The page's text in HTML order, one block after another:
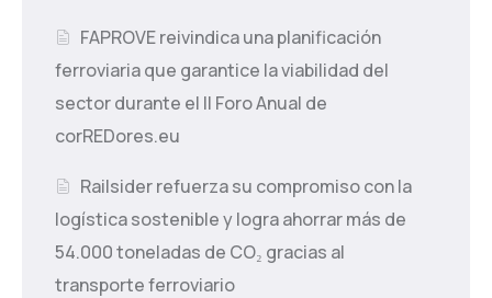
FAPROVE reivindica una planificación
ferroviaria que garantice la viabilidad del
sector durante el II Foro Anual de
corREDores.eu
Railsider refuerza su compromiso con la
logística sostenible y logra ahorrar más de
54.000 toneladas de CO₂ gracias al
transporte ferroviario